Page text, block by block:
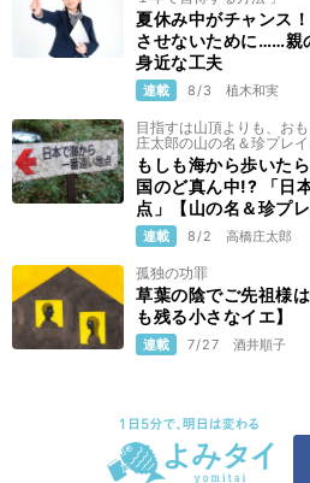
夏休み中がチャンス
させないために……親
身近な工夫
連載 8/3 植木和実
目指すは山頂よりも、お
庄太郎の山の名＆珍プレ
もしも海から歩いた
国のど真ん中!? 「日
点」【山の名＆珍プ
連載 8/2 高橋庄太郎
孤独の功罪
草葉の陰でご先祖様
も残る小さなイエ】
連載 7/27 酒井順子